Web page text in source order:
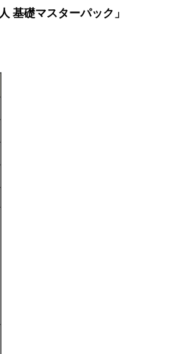
基礎マスターパック」